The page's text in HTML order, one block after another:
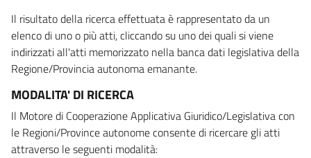
Il risultato della ricerca effettuata è rappresentato da un
elenco di uno o più atti, cliccando su uno dei quali si viene
indirizzati all'atti memorizzato nella banca dati legislativa della
Regione/Provincia autonoma emanante.
MODALITA' DI RICERCA
Il Motore di Cooperazione Applicativa Giuridico/Legislativa con
le Regioni/Province autonome consente di ricercare gli atti
attraverso le seguenti modalità: